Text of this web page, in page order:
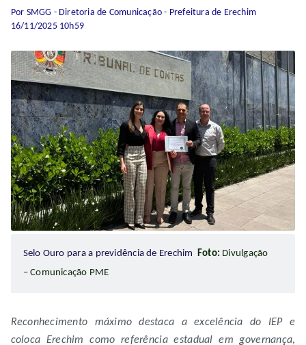
Por SMGG - Diretoria de Comunicação - Prefeitura de Erechim
16/11/2025 10h59
Selo Ouro para a previdência de Erechim Foto: Divulgação
– Comunicação PME
Reconhecimento máximo destaca a excelência do IEP e
coloca Erechim como referência estadual em governança,